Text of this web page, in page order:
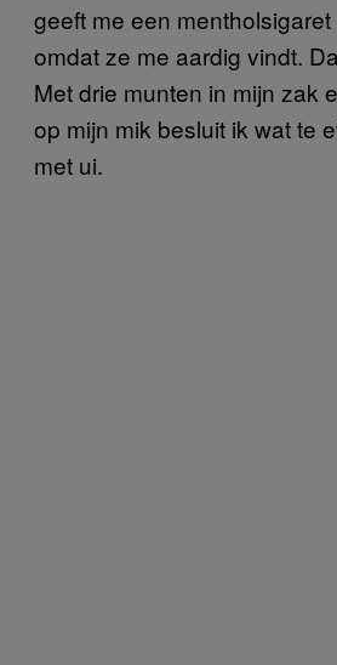
geeft me een
omdat ze me aardig vindt.
Met drie munten in mijn zak
op mijn mik besluit ik wat te
met ui.